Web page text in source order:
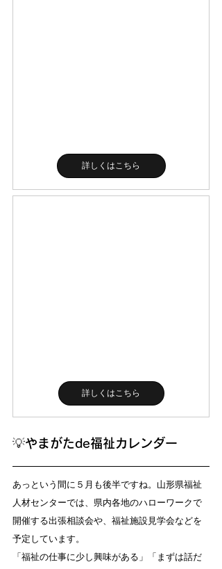
詳しくはこちら
詳しくはこちら
💡やまがたde福祉カレンダー
あっという間に５月も後半ですね。山形県福祉
人材センターでは、県内各地のハローワークで
開催する出張相談会や、福祉施設見学会などを
予定しています。
「福祉の仕事に少し興味がある」「まずは話だ